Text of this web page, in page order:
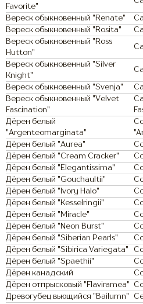
Favorite"
Вереск обыкновенный "Renate"
Вереск обыкновенный "Rosita"
Вереск обыкновенный "Ross
Hutton"
Вереск обыкновенный "Silver
Knight"
Вереск обыкновенный "Svenja"
Вереск обыкновенный "Velvet
Fascination"
Дёрен белый
"Argenteomarginata"
Дёрен белый "Aurea"
Дёрен белый "Cream Cracker"
Дёрен белый "Elegantissima"
Дёрен белый "Gouchaultii"
Дёрен белый "Ivory Halo"
Дёрен белый "Kesselringii"
Дёрен белый "Miracle"
Дёрен белый "Neon Burst"
Дёрен белый "Siberian Pearls"
Дёрен белый "Sibirica Variegata"
Дёрен белый "Spaethii"
Дёрен канадский
Дёрен отпрысковый "Flaviramea"
Древогубец вьющийся "Bailumn"